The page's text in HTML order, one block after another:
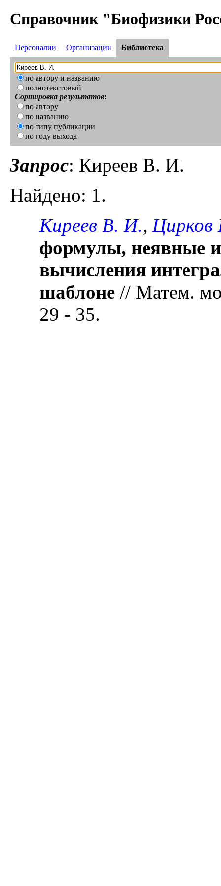
Справочник "Биофизики
Персоналии Организации Библиотека
по автору и названию
полнотекстовый
Сортировка результатов:
по автору
по названию
по типу публикации
по году выхода
Запрос: Киреев В. И.
Найдено: 1.
Киреев В. И., Цирков
формулы, неявные
вычисления
шаблоне // Матем.
29 - 35.